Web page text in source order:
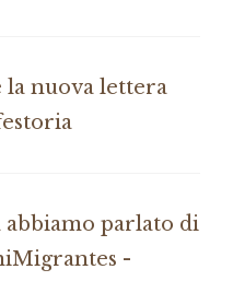
la nuova lettera
abbiamo parlato di
-